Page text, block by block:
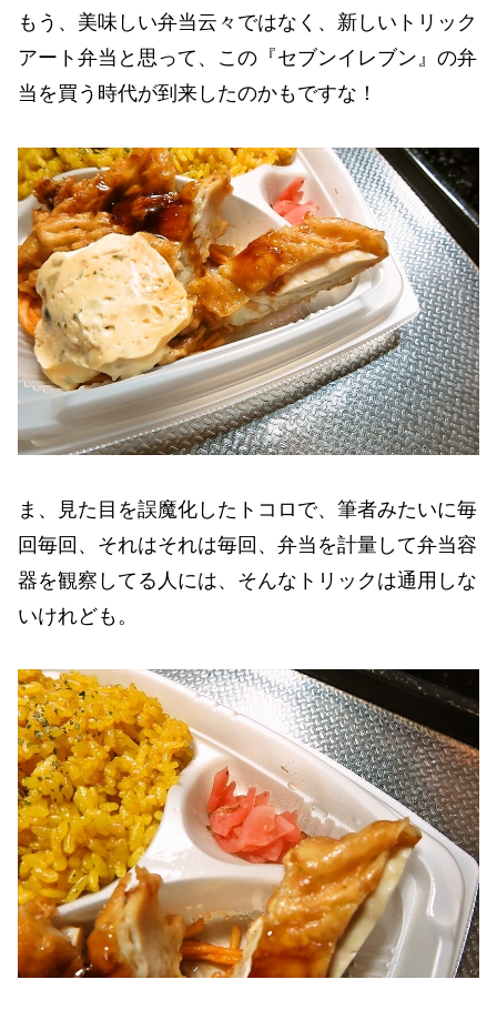
もう、美味しい弁当云々ではなく、新しいトリック
アート弁当と思って、この『セブンイレブン』の弁
当を買う時代が到来したのかもですな！
ま、見た目を誤魔化したトコロで、筆者みたいに毎
回毎回、それはそれは毎回、弁当を計量して弁当容
器を観察してる人には、そんなトリックは通用しな
いけれども。